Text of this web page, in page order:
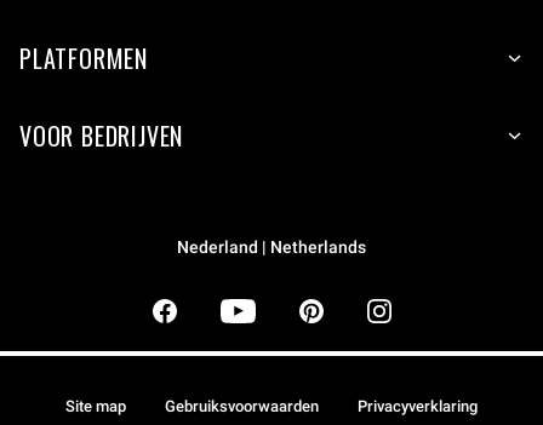
PLATFORMEN
VOOR BEDRIJVEN
Nederland | Netherlands
Site map Gebruiksvoorwaarden Privacyverklaring